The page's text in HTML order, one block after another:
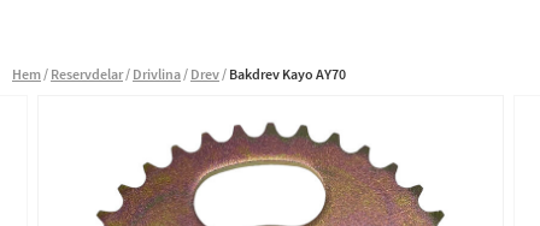
Hem Reservdelar Drivlina Drev Bakdrev Kayo AY70